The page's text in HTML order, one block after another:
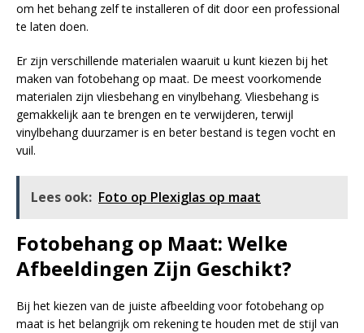
om het behang zelf te installeren of dit door een professional
te laten doen.
Er zijn verschillende materialen waaruit u kunt kiezen bij het
maken van fotobehang op maat. De meest voorkomende
materialen zijn vliesbehang en vinylbehang. Vliesbehang is
gemakkelijk aan te brengen en te verwijderen, terwijl
vinylbehang duurzamer is en beter bestand is tegen vocht en
vuil.
Lees ook: Foto op Plexiglas op maat
Fotobehang op Maat: Welke
Afbeeldingen Zijn Geschikt?
Bij het kiezen van de juiste afbeelding voor fotobehang op
maat is het belangrijk om rekening te houden met de stijl van